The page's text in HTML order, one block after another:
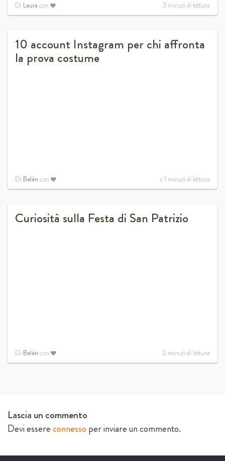
Di Laura con 3 minuti di lettura
10 account Instagram per chi affronta
la prova costume
Di Belén con < 1 minuti di lettura
Curiosità sulla Festa di San Patrizio
Di Belén con 2 minuti di lettura
Lascia un commento
Devi essereconnesso per inviare un commento.